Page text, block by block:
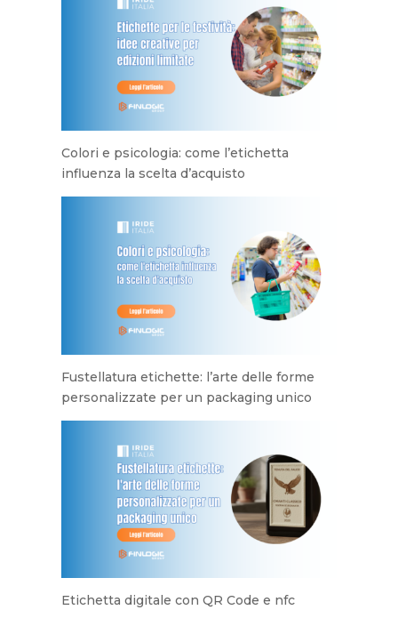
Colori e psicologia: come l’etichetta
influenza la scelta d’acquisto
Fustellatura etichette: l’arte delle forme
personalizzate per un packaging unico
Etichetta digitale con QR Code e nfc